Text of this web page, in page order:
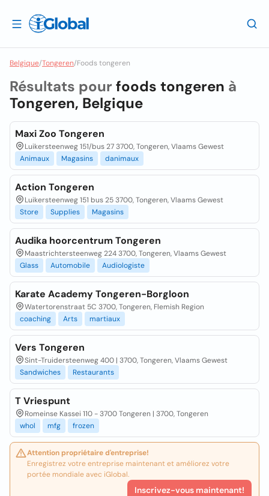
Belgique/Tongeren/Foods tongeren
Résultats pour foods tongeren à
Tongeren, Belgique
Maxi Zoo Tongeren
Luikersteenweg 151/bus 27 3700, Tongeren, Vlaams Gewest
Animaux
Magasins danimaux
Action Tongeren
Luikersteenweg 151 bus 25 3700, Tongeren, Vlaams Gewest
Store
Supplies Magasins
Audika hoorcentrum Tongeren
Maastrichtersteenweg 224 3700, Tongeren, Vlaams Gewest
Glass
Automobile Audiologiste
Karate Academy Tongeren-Borgloon
Watertorenstraat 5C 3700, Tongeren, Flemish Region
coaching
Arts martiaux
Vers Tongeren
Sint-Truidersteenweg 400 | 3700, Tongeren, Vlaams Gewest
Sandwiches
Restaurants
T Vriespunt
Romeinse Kassei 110 - 3700 Tongeren | 3700, Tongeren
whol
mfg frozen
Attention propriétaire d'entreprise!
Enregistrez votre entreprise maintenant et améliorez votre
portée mondiale avec iGlobal.
Inscrivez-vous maintenant!